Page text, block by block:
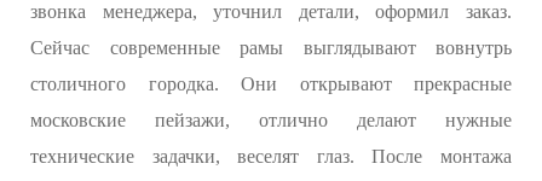
звонка менеджера, уточнил детали, оформил заказ.
Сейчас современные рамы выглядывают вовнутрь
столичного городка. Они открывают прекрасные
московские пейзажи, отлично делают нужные
технические задачки, веселят глаз. После монтажа